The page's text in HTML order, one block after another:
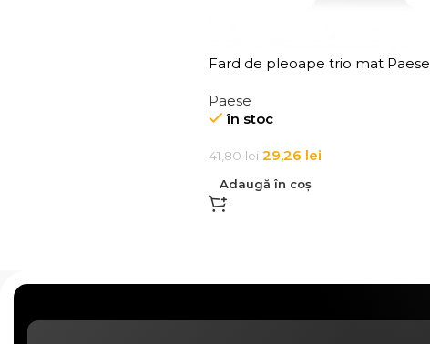
Fard de pleoape trio mat Paese
Paese
în stoc
41,80lei 29,26 lei
Adaugă în coș